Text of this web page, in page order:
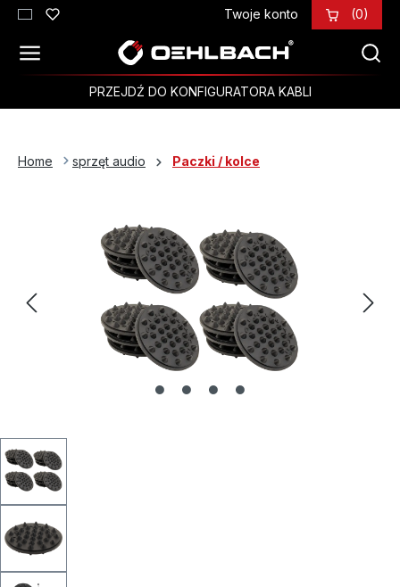
Przejdź do głównej zawartości Twoje konto (0)
PRZEJDŹ DO KONFIGURATORA KABLI
Home sprzęt audio Paczki / kolce